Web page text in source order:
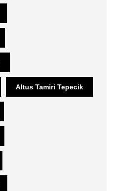
Altus Tamiri Tepecik